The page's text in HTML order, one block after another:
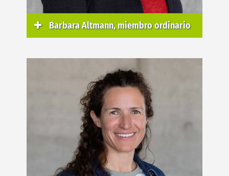
Barbara Altmann, miembro ordinario